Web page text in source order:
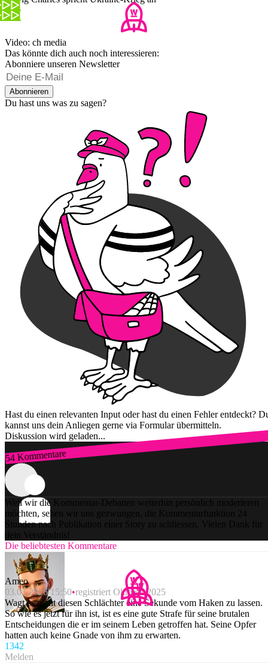
Video: ch media
Das könnte dich auch noch interessieren:
Abonniere unseren Newsletter
Abonnieren
Du hast uns was zu sagen?
Hast du einen relevanten Input oder hast du einen Fehler entdeckt?
kannst uns dein Anliegen gerne via Formular übermitteln.
Diskussion wird geladen...
54 Kommentare
Zum Login
Weil wir die Kommentar-Debatten weiterhin persönlich moderieren
möchten, sehen wir uns gezwungen, die Kommentarfunktion 24
Stunden nach Publikation einer Story zu schliessen. Vielen Dank für
dein Verständnis!
Die beliebtesten Kommentare
Ameo
03.05.2026 15:50 registriert Oktober 2025
Wagt es nicht diesen Schlächter eine Sekunde vom Haken zu lassen.
So wie es jetzt für ihn ist, ist es eine gute Strafe für seine brutalen
Entscheidungen die er im seinem Leben getroffen hat. Seine Opfer
hatten auch keine Gnade von ihm zu erwarten.
1342
Melden